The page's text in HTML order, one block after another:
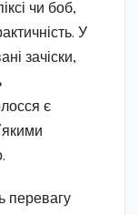
чи боб,
У
зачіски,
є
перевагу